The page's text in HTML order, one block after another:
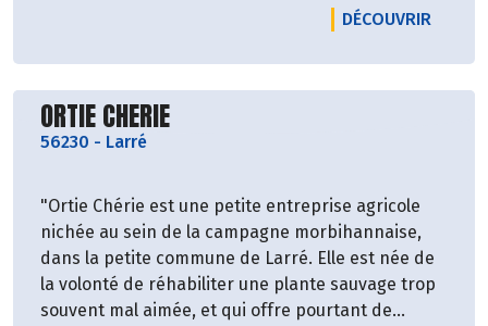
Océane Alimentaire est une conserverie ayant des
magasins !
poissons !
DÉCOUVRIR
Découvrir le producteur
ORTIE CHERIE
56230 - Larré
"Ortie Chérie est une petite entreprise agricole
nichée au sein de la campagne morbihannaise,
dans la petite commune de Larré. Elle est née de
la volonté de réhabiliter une plante sauvage trop
souvent mal aimée, et qui offre pourtant de